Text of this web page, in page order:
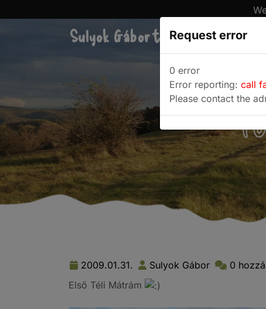
Sulyok Gábor túrablogja
2009.01.31. Sulyok Gábor 0
Első Téli Mátrám
Request error
0 error
Error reporting: call
Please contact the